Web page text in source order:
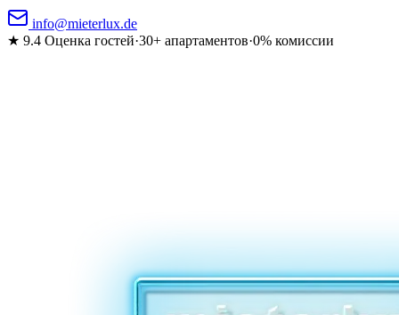
info@mieterlux.de
★ 9.4 Оценка гостей·30+ апартаментов·0% комиссии